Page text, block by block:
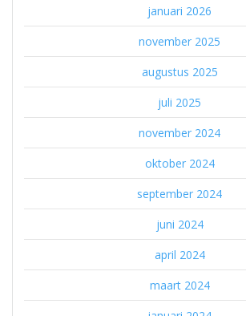
januari 2026
november 2025
augustus 2025
juli 2025
november 2024
oktober 2024
september 2024
juni 2024
april 2024
maart 2024